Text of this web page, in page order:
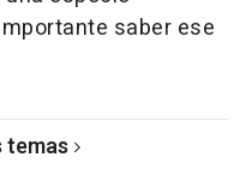
saber ese
temas